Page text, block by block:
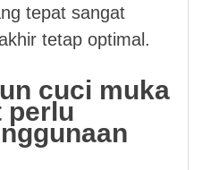
tepat sangat
tetap optimal.
cuci muka
perlu